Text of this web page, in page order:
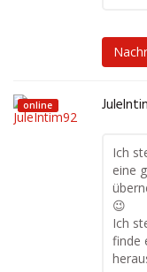
online
Ich
eine
😉
Ich
finde